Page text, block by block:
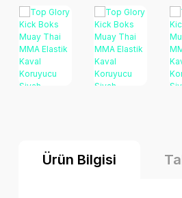
Ürün Bilgisi